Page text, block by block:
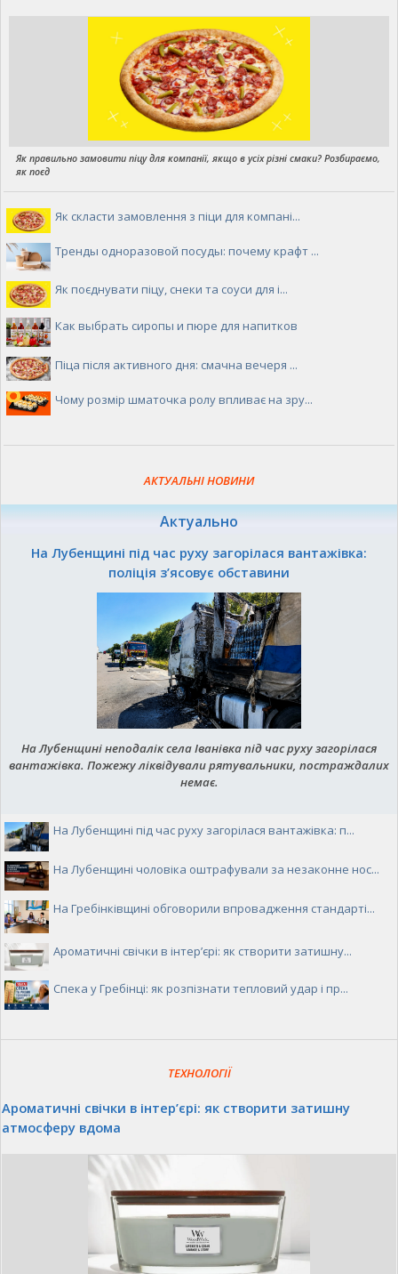
Як правильно замовити піцу для компанії, якщо в усіх різні смаки? Розбираємо,
як поєд
Як скласти замовлення з піци для компані...
Тренды одноразовой посуды: почему крафт ...
Як поєднувати піцу, снеки та соуси для і...
Как выбрать сиропы и пюре для напитков
Піца після активного дня: смачна вечеря ...
Чому розмір шматочка ролу впливає на зру...
АКТУАЛЬНІ НОВИНИ
Актуально
На Лубенщині під час руху загорілася вантажівка:
поліція з’ясовує обставини
На Лубенщині неподалік села Іванівка під час руху загорілася
вантажівка. Пожежу ліквідували рятувальники, постраждалих
немає.
На Лубенщині під час руху загорілася вантажівка: п...
На Лубенщині чоловіка оштрафували за незаконне нос...
На Гребінківщині обговорили впровадження стандарті...
Ароматичні свічки в інтер’єрі: як створити затишну...
Спека у Гребінці: як розпізнати тепловий удар і пр...
ТЕХНОЛОГІЇ
Ароматичні свічки в інтер’єрі: як створити затишну
атмосферу вдома